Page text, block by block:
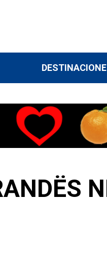
DESTINACIONE